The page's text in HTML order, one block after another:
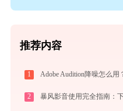
推荐内容
1
2